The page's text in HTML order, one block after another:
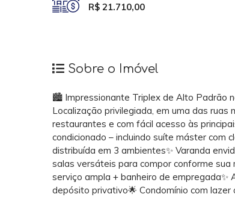
R$ 21.710,00
Sobre o Imóvel
🏙️ Impressionante Triplex de Alto Padrão
Localização privilegiada, em uma das ruas
restaurantes e com fácil acesso às
condicionado – incluindo suíte máster com
distribuída em 3 ambientes✨ Varanda
salas versáteis para compor conforme sua
serviço ampla + banheiro de
depósito privativo🌟 Condomínio com